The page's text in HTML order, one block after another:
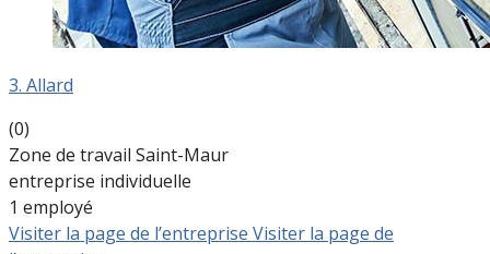
3. Allard
(0)
Zone de travail Saint-Maur
entreprise individuelle
1 employé
Visiter la page de l’entreprise Visiter la page de